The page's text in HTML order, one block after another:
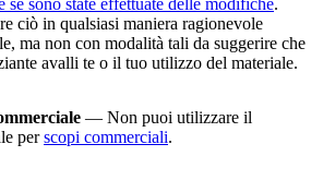
se sono state effettuate delle modifiche.
ciò in qualsiasi maniera ragionevole
ma non con modalità tali da suggerire che
avalli te o il tuo utilizzo del materiale.
— Non puoi utilizzare il
perscopi commerciali.